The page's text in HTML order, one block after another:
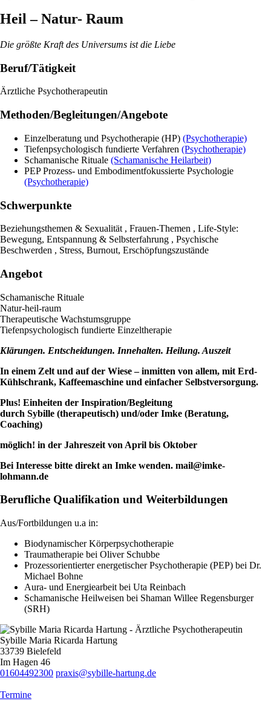
Heil – Natur- Raum
Die größte Kraft des Universums ist die Liebe
Beruf/Tätigkeit
Ärztliche Psychotherapeutin
Methoden/Begleitungen/Angebote
Einzelberatung und Psychotherapie (HP) (Psychotherapie)
Tiefenpsychologisch fundierte Verfahren (Psychotherapie)
Schamanische Rituale (Schamanische Heilarbeit)
PEP Prozess- und Embodimentfokussierte Psychologie
(Psychotherapie)
Schwerpunkte
Beziehungsthemen & Sexualität , Frauen-Themen , Life-Style:
Bewegung, Entspannung & Selbsterfahrung , Psychische
Beschwerden , Stress, Burnout, Erschöpfungszustände
Angebot
Schamanische Rituale
Natur-heil-raum
Therapeutische Wachstumsgruppe
Tiefenpsychologisch fundierte Einzeltherapie
Klärungen. Entscheidungen. Innehalten. Heilung. Auszeit
In einem Zelt und auf der Wiese – inmitten von allem, mit Erd-
Kühlschrank, Kaffeemaschine und einfacher Selbstversorgung.
Plus! Einheiten der Inspiration/Begleitung
durch Sybille (therapeutisch) und/oder Imke (Beratung,
Coaching)
möglich! in der Jahreszeit von April bis Oktober
Bei Interesse bitte direkt an Imke wenden. mail@imke-
lohmann.de
Berufliche Qualifikation und Weiterbildungen
Aus/Fortbildungen u.a in:
Biodynamischer Körperpsychotherapie
Traumatherapie bei Oliver Schubbe
Prozessorientierter energetischer Psychotherapie (PEP) bei Dr.
Michael Bohne
Aura- und Energiearbeit bei Uta Reinbach
Schamanische Heilweisen bei Shaman Willee Regensburger
(SRH)
Sybille Maria Ricarda Hartung
33739 Bielefeld
Im Hagen 46
01604492300 praxis@sybille-hartung.de
Termine